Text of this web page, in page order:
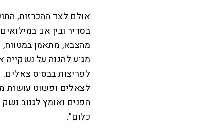
אולם לצד ההכרזות,
בסדיר ובין אם
מהצבא, מתאמן
מגיע להגנה על נשקייה
לפריצות בבסיס צאלים.
לצאלים ופשוט עושות
הפנים ואומץ לגנוב
כלום".